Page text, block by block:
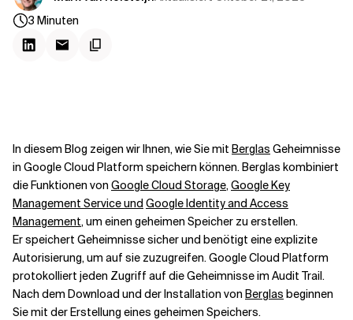
3 Minuten
In diesem Blog zeigen wir Ihnen, wie Sie mit Berglas Geheimnisse
in Google Cloud Platform speichern können. Berglas kombiniert
die Funktionen von Google Cloud Storage,Google Key
Management Service und Google Identity and Access
Management, um einen geheimen Speicher zu erstellen.
Er speichert Geheimnisse sicher und benötigt eine explizite
Autorisierung, um auf sie zuzugreifen. Google Cloud Platform
protokolliert jeden Zugriff auf die Geheimnisse im Audit Trail.
Nach dem Download und der Installation von Berglas beginnen
Sie mit der Erstellung eines geheimen Speichers.